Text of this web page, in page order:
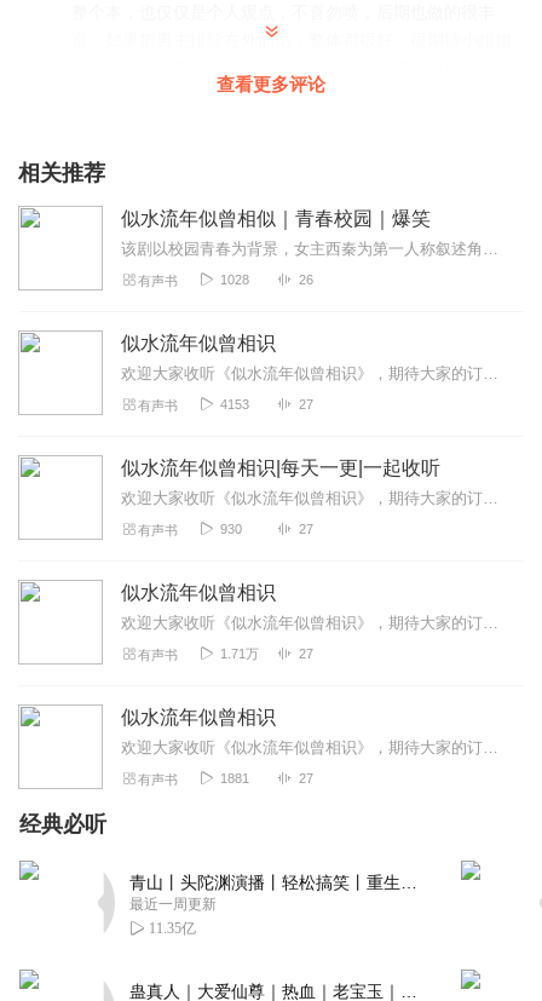
富，如果把男主排除在外的话，整体都很好，很期待小姐姐
人了，个人感觉因为一个男主毁了整个本，本来一个校园恋
就不能稍微年轻一点吗？真无语，因为男主女主拉低了整个
剧本的质量。要不是旁白小姐姐的声音这么好听，我绝对不
会听这部剧。以上都仅是自己个人观点，不喜勿喷。
贺言HR
生梨美美
两千千千
的铁棍几乎脱手。 “两更，两更！”主播大宝贝儿一边惨叫一
播大宝贝儿此时再也不能嚣张了：“十更，十更！我一天十
更！” 听到答复，我满意的走了。大家都听到了吧！主 播大
宝贝儿说会一天十更！
回复
听友305358637
校园题材小说，不错，满满的回忆感。
2022-06-29
听友410659472
查看更多评论
相关推荐
似水流年似曾相似｜青春校园｜爆笑
该剧以校园青春为背景，女主西秦为第一人称叙述角度，讲述了“我”与男友、闺蜜之间的轻松、有趣及曲折、浪漫的故事。剧中有够款够帅，却总是与女主误会不断的“篮神”男主...
有声书 1028 26
似水流年似曾相识
欢迎大家收听《似水流年似曾相识》，期待大家的订阅，点赞，分享，评论，评分！我们不见不散哦！！
有声书 4153 27
似水流年似曾相识|每天一更|一起收听
欢迎大家收听《似水流年似曾相识》，期待大家的订阅，点赞，分享，评论，评分！我们不见不散哦！！！
有声书 930 27
似水流年似曾相识
欢迎大家收听《似水流年似曾相识》，期待大家的订阅、点赞、分享、评论、评分！不见不散！
有声书 1.71万 27
似水流年似曾相识
欢迎大家收听《似水流年似曾相识》，期待大家的订阅，点赞，分享，评论，评分，我们不见不散哦！！！
有声书 1881 27
经典必听
最近一周更新
11.35亿